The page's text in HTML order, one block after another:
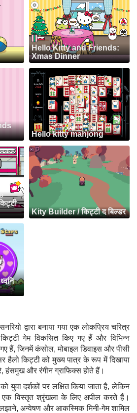
Hello Kitty and Friends:
Xmas Dinner
Hello kitty mahjong
Kity Builder / किट्टी द बिल्डर
द्वारा बनाया गया एक लोकप्रिय चरित्र
गेम विकसित किए गए हैं और विभिन्न
गए हैं, जिनमें कंसोल, मोबाइल डिवाइस और पीसी
हैलो किट्टी को मुख्य पात्र के रूप में दिखाया
हंसमुख और रंगीन ग्राफिक्स होते हैं।
युवा दर्शकों पर लक्षित किया जाता है, लेकिन
विस्तृत श्रृंखला के लिए अपील करते हैं।
अन्वेषण और आकस्मिक मिनी-गेम शामिल